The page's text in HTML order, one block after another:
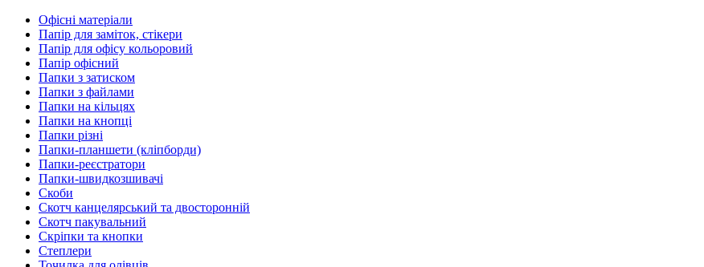
Офісні матеріали
Папір для заміток, стікери
Папір для офісу кольоровий
Папір офісний
Папки з затиском
Папки з файлами
Папки на кільцях
Папки на кнопці
Папки різні
Папки-планшети (кліпборди)
Папки-реєстратори
Папки-швидкозшивачі
Скоби
Скотч канцелярський та двосторонній
Скотч пакувальний
Скріпки та кнопки
Степлери